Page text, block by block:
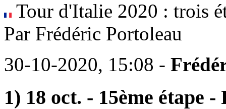
Tour d'Italie 2020 : trois
Par Frédéric Portoleau
30-10-2020, 15:08 -
1) 18 oct. - 15ème étape